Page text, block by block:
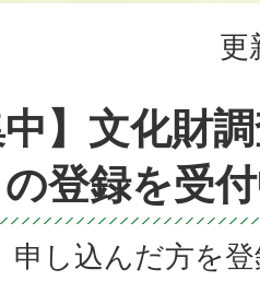
更
中】文化財
登録を受
申し込んだ方を